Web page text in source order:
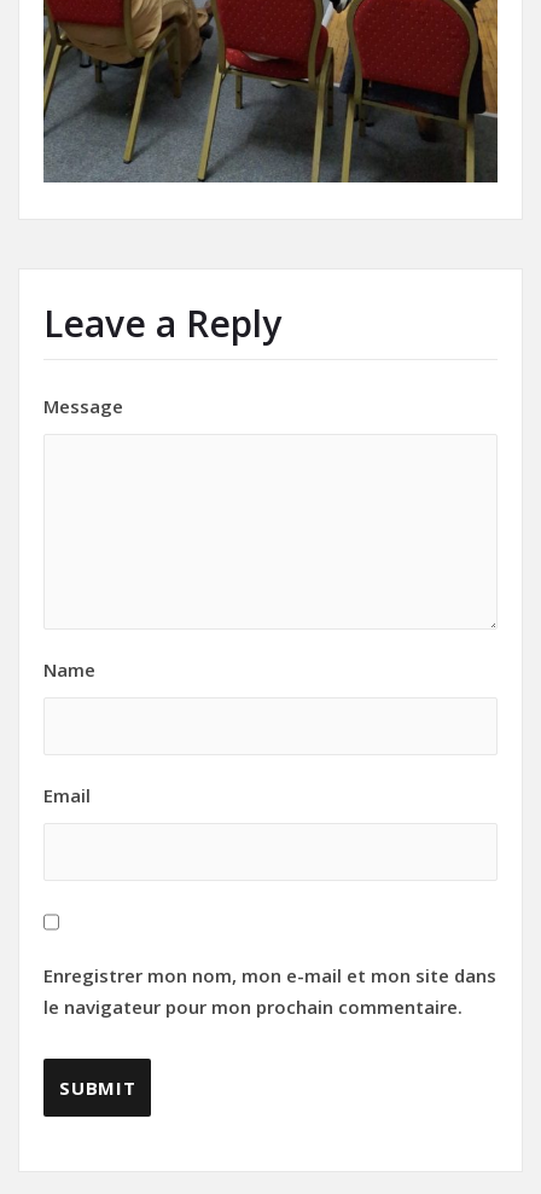
Leave a Reply
Message
Name
Email
Enregistrer mon nom, mon e-mail et mon site dans
le navigateur pour mon prochain commentaire.